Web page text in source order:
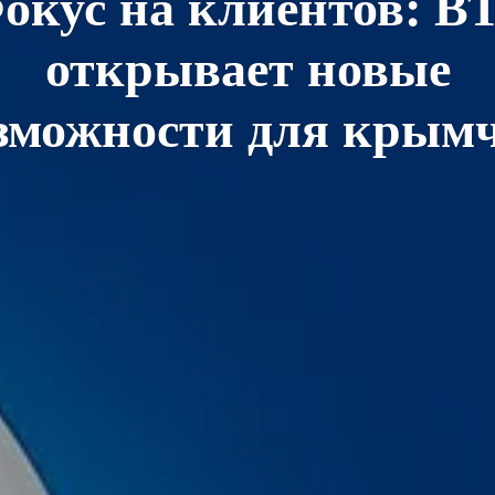
открывает новые
для